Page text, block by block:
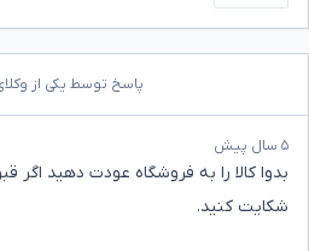
پاسخ توسط یکی از
۵ سال پیش
شکایت کنید.